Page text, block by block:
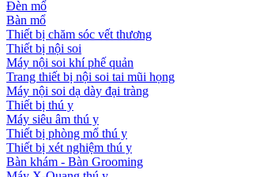
Đèn mổ
Bàn mổ
Thiết bị chăm sóc vết thương
Thiết bị nội soi
Máy nội soi khí phế quản
Trang thiết bị nội soi tai mũi họng
Máy nội soi dạ dày đại tràng
Thiết bị thú y
Máy siêu âm thú y
Thiết bị phòng mổ thú y
Thiết bị xét nghiệm thú y
Bàn khám - Bàn Grooming